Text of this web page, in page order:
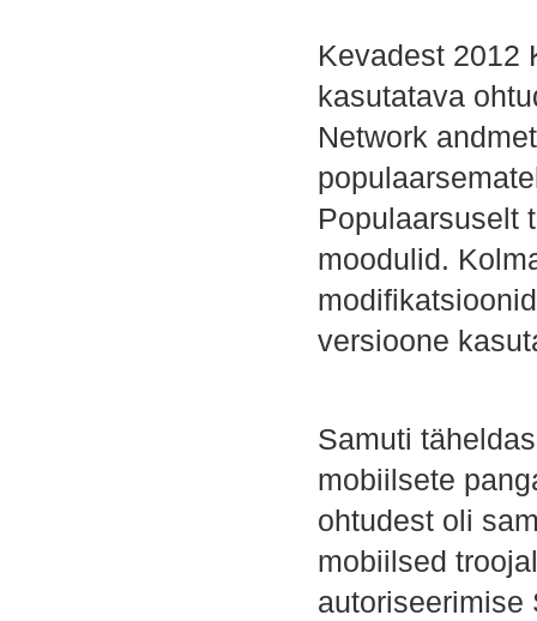
Kevadest 2012
kasutatava
Network
Populaarsuselt
moodulid.
versioone
Samuti
mobiilsete
ohtudest oli
mobiilsed
autoriseerimise